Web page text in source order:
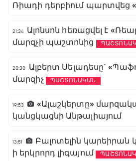
Ռիադի դերբիում պարտվեց
21:34 Ալոնսոն հեռացվել է
մարզչի պաշտոնից
20:30
Ալբերտ Սելադեսը`
մարզիչ
ՊԱՇՏՈՆԱԿԱՆ
19:53
«Ալաշկերտը»
կանցկացնի Անթալիայում
13:51
Բալոտելին կարեիրան
ի երկրորդ լիգայում